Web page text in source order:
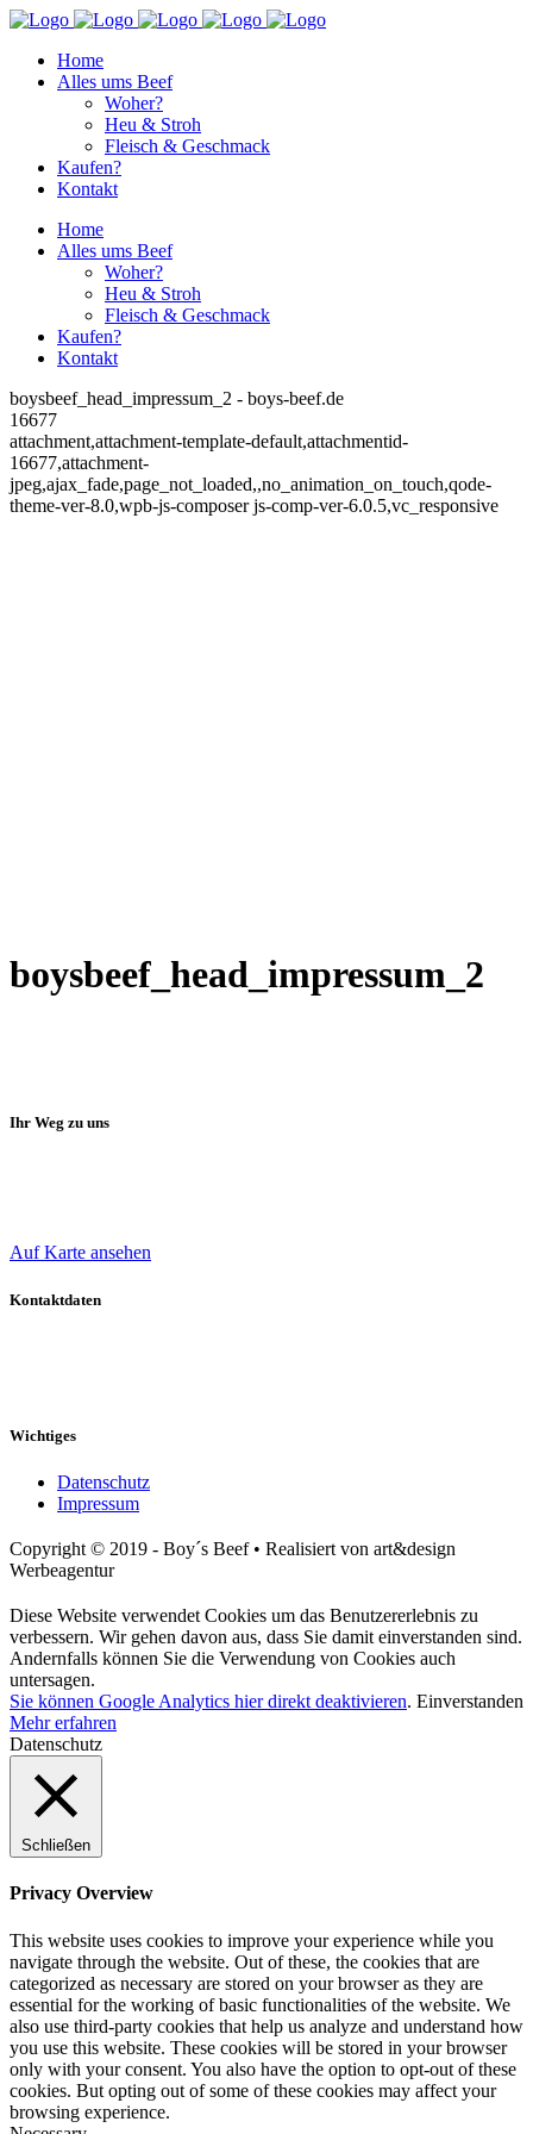
Home
Alles ums Beef
Woher?
Heu & Stroh
Fleisch & Geschmack
Kaufen?
Kontakt
Home
Alles ums Beef
Woher?
Heu & Stroh
Fleisch & Geschmack
Kaufen?
Kontakt
boysbeef_head_impressum_2 - boys-beef.de
16677
attachment,attachment-template-default,attachmentid-
16677,attachment-
jpeg,ajax_fade,page_not_loaded,,no_animation_on_touch,qode-
theme-ver-8.0,wpb-js-composer js-comp-ver-6.0.5,vc_responsive
boysbeef_head_impressum_2
Ihr Weg zu uns
Auf Karte ansehen
Kontaktdaten
Wichtiges
Datenschutz
Impressum
Copyright © 2019 - Boy´s Beef • Realisiert von art&design
Werbeagentur
Diese Website verwendet Cookies um das Benutzererlebnis zu
verbessern. Wir gehen davon aus, dass Sie damit einverstanden sind.
Andernfalls können Sie die Verwendung von Cookies auch
untersagen.
Sie können Google Analytics hier direkt deaktivieren. Einverstanden
Mehr erfahren
Datenschutz
Schließen
Privacy Overview
This website uses cookies to improve your experience while you
navigate through the website. Out of these, the cookies that are
categorized as necessary are stored on your browser as they are
essential for the working of basic functionalities of the website. We
also use third-party cookies that help us analyze and understand how
you use this website. These cookies will be stored in your browser
only with your consent. You also have the option to opt-out of these
cookies. But opting out of some of these cookies may affect your
browsing experience.